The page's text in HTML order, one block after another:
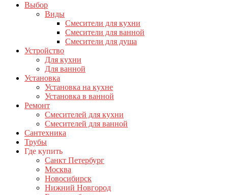
Выбор
Виды
Смесители для кухни
Смесители для ванной
Смесители для душа
Устройство
Для кухни
Для ванной
Установка
Установка на кухне
Установка в ванной
Ремонт
Смесителей для кухни
Смесителей для ванной
Сантехника
Трубы
Где купить
Санкт Петербург
Москва
Новосибирск
Нижний Новгород